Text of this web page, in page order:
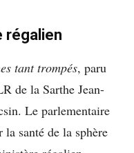
régalien
tant trompés, paru
de la Sarthe Jean-
Le parlementaire
santé de la sphère